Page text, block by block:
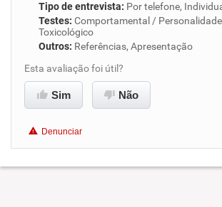
Tipo de entrevista: Por telefone,
Testes: Comportamental /
Toxicológico
Outros: Referências, Apresentação
Esta avaliação foi útil?
Sim Não
Denunciar